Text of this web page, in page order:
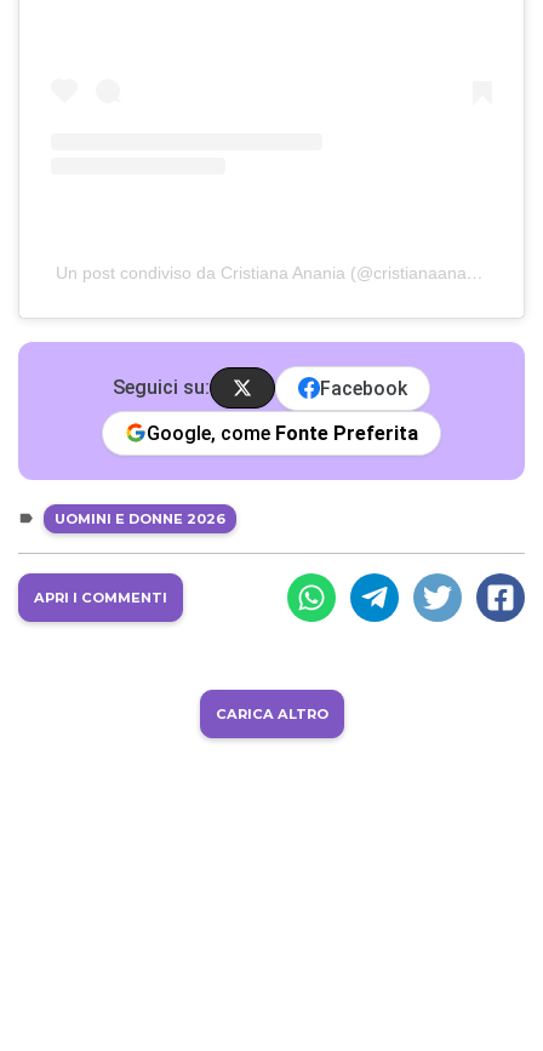
Un post condiviso da Cristiana Anania (@cristianaananiaa)
Seguici su:
Facebook
Google, come Fonte Preferita
UOMINI E DONNE 2026
APRI I COMMENTI
CARICA ALTRO